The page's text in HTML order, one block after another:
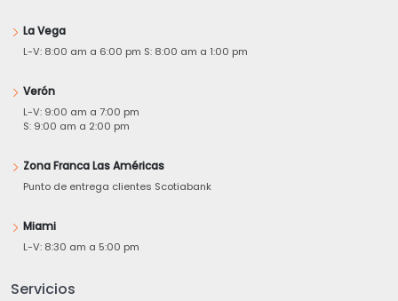
La Vega
L-V: 8:00 am a 6:00 pm S: 8:00 am a 1:00 pm
Verón
L-V: 9:00 am a 7:00 pm
S: 9:00 am a 2:00 pm
Zona Franca Las Américas
Punto de entrega clientes Scotiabank
Miami
L-V: 8:30 am a 5:00 pm
Servicios